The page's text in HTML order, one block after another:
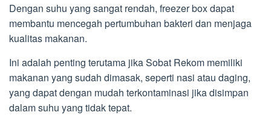
Dengan suhu yang sangat rendah, freezer box dapat
membantu mencegah pertumbuhan bakteri dan menjaga
kualitas makanan.
Ini adalah penting terutama jika Sobat Rekom memiliki
makanan yang sudah dimasak, seperti nasi atau daging,
yang dapat dengan mudah terkontaminasi jika disimpan
dalam suhu yang tidak tepat.